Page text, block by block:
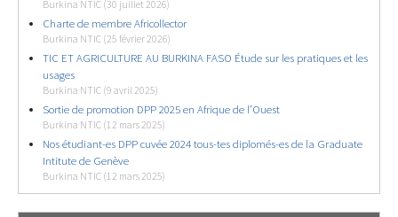
Burkina NTIC (30 juillet 2026)
Charte de membre Africollector
Burkina NTIC (25 février 2026)
TIC ET AGRICULTURE AU BURKINA FASO Étude sur les pratiques et les
usages
Burkina NTIC (9 avril 2025)
Sortie de promotion DPP 2025 en Afrique de l’Ouest
Burkina NTIC (12 mars 2025)
Nos étudiant-es DPP cuvée 2024 tous-tes diplomés-es de la Graduate
Intitute de Genève
Burkina NTIC (12 mars 2025)